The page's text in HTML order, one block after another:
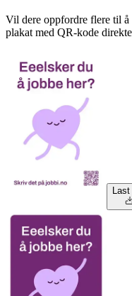
Vil dere oppfordre flere til å
plakat med QR-kode
Last